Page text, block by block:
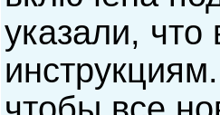
указали,